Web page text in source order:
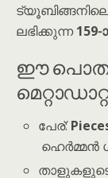
ലഭിക്കുന്ന
ഈ
പേര്:
ഹെർമ്മൻ